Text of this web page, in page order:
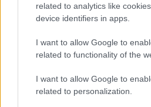
related to analytics like
device identifiers in apps.
I want to allow Google to
related to functionality of the
I want to allow Google to
related to personalization.
© 2026 - VOLOSCONTATO CONSIGLI
04827280654 – TESTATA
INFERIORE N. 3/2026 – REG. N. 1894/
35792 – ISCRITTA ALL’ANSO
ONLINE)